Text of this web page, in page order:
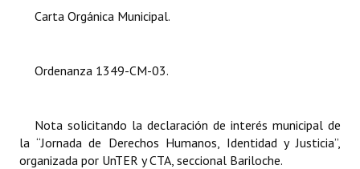
Digesto
Informes de Gestión
Proyectos Presentados
Carta Orgánica Municipal.
Ordenanza 1349-CM-03.
Nota solicitando la declaración de interés municipal de
la “Jornada de Derechos Humanos, Identidad y Justicia”,
organizada por UnTER y CTA, seccional Bariloche.